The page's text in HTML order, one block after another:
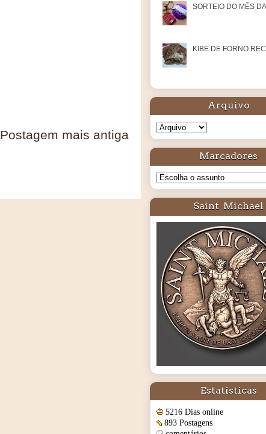
Postagem mais antiga
SORTEIO DO MÊS
KIBE DE FORNO
Arquivo
Marcadores
Saint Michael
Estatísticas
5216 Dias online
893 Postagens